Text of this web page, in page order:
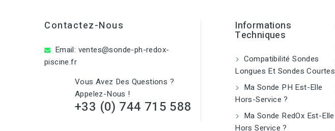
Contactez-Nous
Email: ventes@sonde-ph-redox-
piscine.fr
Vous Avez Des Questions ?
Appelez-Nous !
+33 (0) 744 715 588
Informations
Techniques
Compatibilité Sondes
Longues Et Sondes Courtes
Ma Sonde PH Est-Elle
Hors-Service ?
Ma Sonde RedOx Est-Elle
Hors Service ?